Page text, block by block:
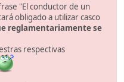
"El conductor de un
obligado a utilizar casco
reglamentariamente se
respectivas